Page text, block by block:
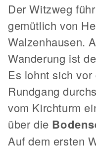
Der Witzweg
gemütlich von
Walzenhausen.
Wanderung ist
Es lohnt sich
Rundgang
vom Kirchturm
über die
Auf dem ersten